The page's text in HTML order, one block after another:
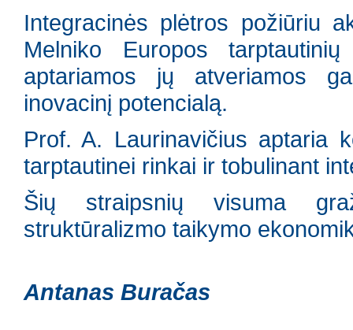
Integracinės plėtros požiūriu
Melniko Europos
aptariamos jų atveriamos
inovacinį potencialą.
Prof. A. Laurinavičius aptaria
tarptautinei rinkai ir tobulinant
Šių straipsnių visuma
struktūralizmo taikymo
Antanas Buračas